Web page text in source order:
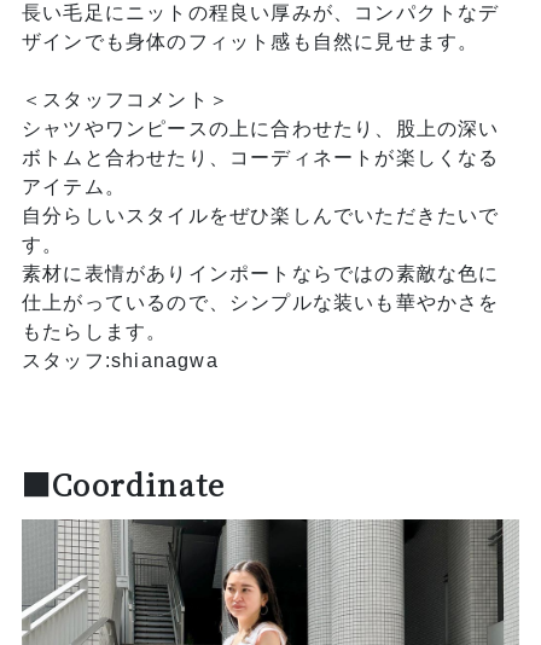
長い毛足にニットの程良い厚みが、コンパクトなデ
ザインでも身体のフィット感も自然に見せます。
＜スタッフコメント＞
シャツやワンピースの上に合わせたり、股上の深い
ボトムと合わせたり、コーディネートが楽しくなる
アイテム。
自分らしいスタイルをぜひ楽しんでいただきたいで
す。
素材に表情がありインポートならではの素敵な色に
仕上がっているので、シンプルな装いも華やかさを
もたらします。
スタッフ:shianagwa
■Coordinate